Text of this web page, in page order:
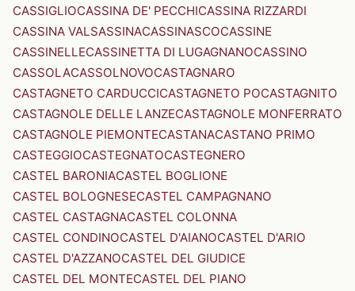
CASSIGLIOCASSINA DE' PECCHICASSINA RIZZARDI
CASSINA VALSASSINACASSINASCOCASSINE
CASSINELLECASSINETTA DI LUGAGNANOCASSINO
CASSOLACASSOLNOVOCASTAGNARO
CASTAGNETO CARDUCCICASTAGNETO POCASTAGNITO
CASTAGNOLE DELLE LANZECASTAGNOLE MONFERRATO
CASTAGNOLE PIEMONTECASTANACASTANO PRIMO
CASTEGGIOCASTEGNATOCASTEGNERO
CASTEL BARONIACASTEL BOGLIONE
CASTEL BOLOGNESECASTEL CAMPAGNANO
CASTEL CASTAGNACASTEL COLONNA
CASTEL CONDINOCASTEL D'AIANOCASTEL D'ARIO
CASTEL D'AZZANOCASTEL DEL GIUDICE
CASTEL DEL MONTECASTEL DEL PIANO